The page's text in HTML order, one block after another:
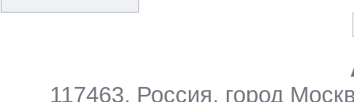
117463, Россия, город